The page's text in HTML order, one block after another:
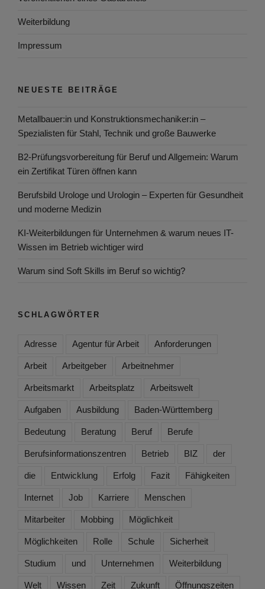
Weiterbildung
Impressum
NEUESTE BEITRÄGE
Metallbauer:in und Konstruktionsmechaniker:in –
Spezialisten für Stahl, Technik und große Bauwerke
B2-Prüfungsvorbereitung für Beruf und Allgemein: Warum
ein Zertifikat Türen öffnen kann
Berufsbild Urologe und Urologin – Experten für Gesundheit
und moderne Medizin
KI-Weiterbildungen für Unternehmen & warum neues IT-
Wissen im Betrieb wichtiger wird
Warum sind Soft Skills im Beruf so wichtig?
SCHLAGWÖRTER
Adresse Agentur für Arbeit Anforderungen
Arbeit Arbeitgeber Arbeitnehmer
Arbeitsmarkt Arbeitsplatz Arbeitswelt
Aufgaben Ausbildung Baden-Württemberg
Bedeutung Beratung Beruf Berufe
Berufsinformationszentren Betrieb BIZ der
die Entwicklung Erfolg Fazit Fähigkeiten
Internet Job Karriere Menschen
Mitarbeiter Mobbing Möglichkeit
Möglichkeiten Rolle Schule Sicherheit
Studium und Unternehmen Weiterbildung
Welt Wissen Zeit Zukunft Öffnungszeiten